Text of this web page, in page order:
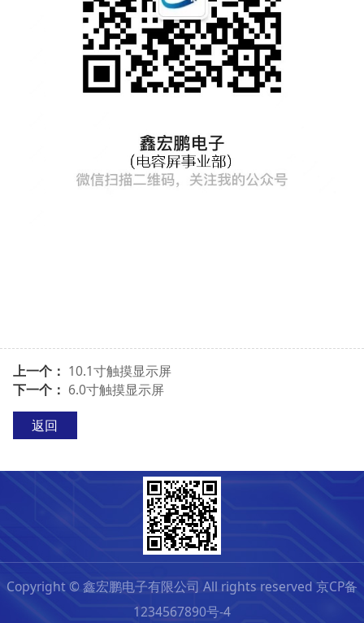
上一个： 10.1寸触摸显示屏
下一个： 6.0寸触摸显示屏
返回
Copyright © 鑫宏鹏电子有限公司 All rights reserved 京CP备
1234567890号-4